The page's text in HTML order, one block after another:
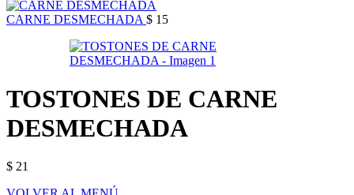
CARNE DESMECHADA $ 15
TOSTONES DE CARNE
DESMECHADA
$ 21